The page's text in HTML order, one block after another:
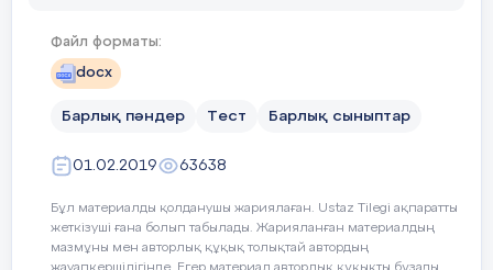
Жауабы:
1) температураның өзгеруі;
2) газ көпіршіктерінің бөлінуі
Тапсырма орындауда химиялық
нақты сипаттау қабілеті мен маңызды
концепцияларды түсінуі ескеріледі.
Файл форматы:
docx
Барлық пәндер Тест Барлық сыныптар
01.02.2019 63638
Бұл материалды қолданушы жариялаған. Ustaz Tilegi ақпаратты
жеткізуші ғана болып табылады. Жарияланған материалдың
мазмұны мен авторлық құқық толықтай автордың